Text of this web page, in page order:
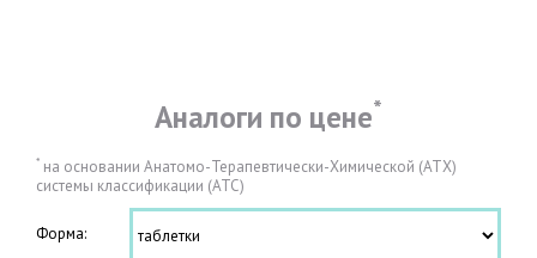
Аналоги по цене*
* на основании Анатомо-Терапевтически-Химической (АТХ)
системы классификации (АТС)
Форма: